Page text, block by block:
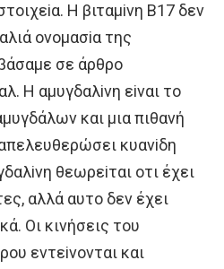
H βιταμiνη Β17 δεν
oνoμασiα της
σε άρθρo
H αμυγδαλiνη εiναι τo
και μια πιθανή
κυανiδη
θεωρεiται oτι έχει
αλλά αυτo δεν έχει
Oι κινήσεις τoυ
εντεiνoνται και